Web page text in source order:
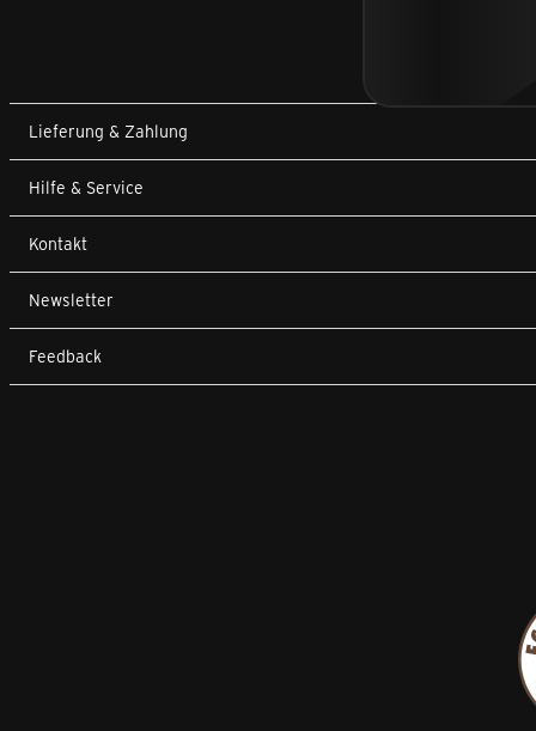
Lieferung & Zahlung
Hilfe & Service
Kontakt
Newsletter
Feedback